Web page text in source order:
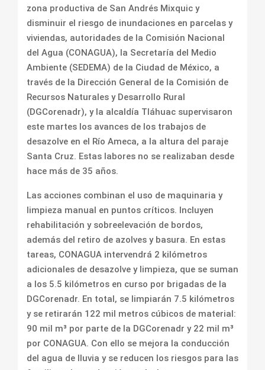
zona productiva de San Andrés Mixquic y
disminuir el riesgo de inundaciones en parcelas y
viviendas, autoridades de la Comisión Nacional
del Agua (CONAGUA), la Secretaría del Medio
Ambiente (SEDEMA) de la Ciudad de México, a
través de la Dirección General de la Comisión de
Recursos Naturales y Desarrollo Rural
(DGCorenadr), y la alcaldía Tláhuac supervisaron
este martes los avances de los trabajos de
desazolve en el Río Ameca, a la altura del paraje
Santa Cruz. Estas labores no se realizaban desde
hace más de 35 años.
Las acciones combinan el uso de maquinaria y
limpieza manual en puntos críticos. Incluyen
rehabilitación y sobreelevación de bordos,
además del retiro de azolves y basura. En estas
tareas, CONAGUA intervendrá 2 kilómetros
adicionales de desazolve y limpieza, que se suman
a los 5.5 kilómetros en curso por brigadas de la
DGCorenadr. En total, se limpiarán 7.5 kilómetros
y se retirarán 122 mil metros cúbicos de material:
90 mil m³ por parte de la DGCorenadr y 22 mil m³
por CONAGUA. Con ello se mejora la conducción
del agua de lluvia y se reducen los riesgos para las